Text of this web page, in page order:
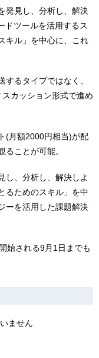
発見し、分析し、解決
ドツールを活用するス
キル」を中心に、これ
るタイプではなく、
カッション形式で進め
(月額2000円相当)が配
ことが可能。
し、分析し、解決しよ
るためのスキル」を中
ーを活用した課題解決
始される9月1日までも
ません